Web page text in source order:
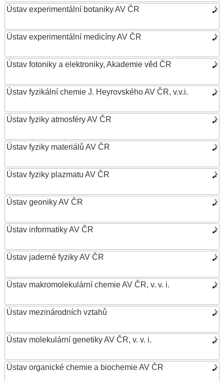
Ústav experimentální botaniky AV ČR
Ústav experimentální medicíny AV ČR
Ústav fotoniky a elektroniky, Akademie věd ČR
Ústav fyzikální chemie J. Heyrovského AV ČR, v.v.i.
Ústav fyziky atmosféry AV ČR
Ústav fyziky materiálů AV ČR
Ústav fyziky plazmatu AV ČR
Ústav geoniky AV ČR
Ústav informatiky AV ČR
Ústav jaderné fyziky AV ČR
Ústav makromolekulární chemie AV ČR, v. v. i.
Ústav mezinárodních vztahů
Ústav molekulární genetiky AV ČR, v. v. i.
Ústav organické chemie a biochemie AV ČR